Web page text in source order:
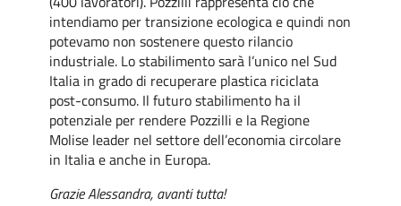
intendiamo per transizione ecologica e quindi non
potevamo non sostenere questo rilancio
industriale. Lo stabilimento sarà l’unico nel Sud
Italia in grado di recuperare plastica riciclata
post-consumo. Il futuro stabilimento ha il
potenziale per rendere Pozzilli e la Regione
Molise leader nel settore dell’economia circolare
in Italia e anche in Europa.
Grazie Alessandra, avanti tutta!